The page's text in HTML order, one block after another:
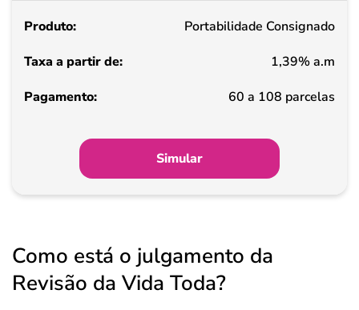
de
Pagamento
Portabilidade Consignado
1,39% a.m
60 a 108 parcelas
Simular
Como está o julgamento da
Revisão da Vida Toda?